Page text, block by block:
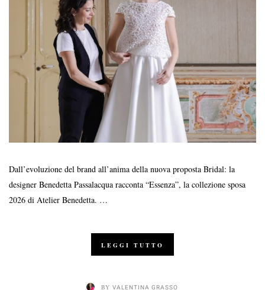
Dall’evoluzione del brand all’anima della nuova proposta Bridal: la
designer Benedetta Passalacqua racconta “Essenza”, la collezione sposa
2026 di Atelier Benedetta. …
LEGGI TUTTO
BY VALENTINA GRASSO